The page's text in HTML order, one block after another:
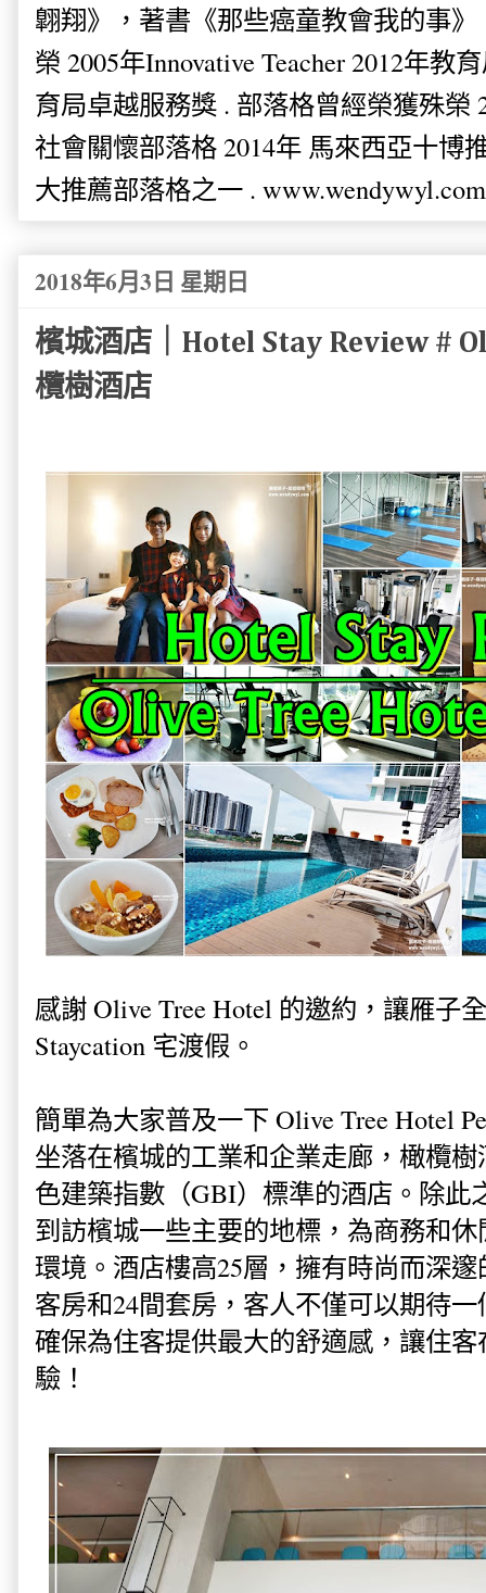
翺翔》，著書《那些癌童教會我的事
榮 2005年Innovative Teacher 2012年教
育局卓越服務獎 . 部落格曾經榮獲殊榮
社會關懷部落格 2014年 馬來西亞十博
大推薦部落格之一 . www.wendywyl.com
2018年6月3日 星期日
檳城酒店｜Hotel Stay Review #
欖樹酒店
感謝 Olive Tree Hotel 的邀約，讓雁子
Staycation 宅渡假。
簡單為大家普及一下 Olive Tree Hotel
坐落在檳城的工業和企業走廊，橄欖
色建築指數（GBI）標準的酒店。除此
到訪檳城一些主要的地標，為商務和
環境。酒店樓高25層，擁有時尚而深
客房和24間套房，客人不僅可以期待
確保為住客提供最大的舒適感，讓住
驗！